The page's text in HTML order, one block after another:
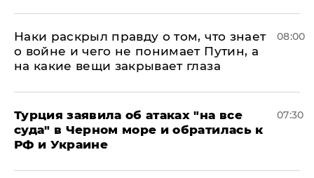
Наки раскрыл правду о том, что знает
о войне и чего не понимает Путин, а
на какие вещи закрывает глаза
08:00
Турция заявила об атаках "на все
суда" в Черном море и обратилась к
РФ и Украине
07:30